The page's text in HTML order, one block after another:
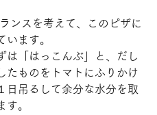
ンスを考えて、このピザに
います。
は「はっこんぶ」と、だし
たものをトマトにふりかけ
日吊るして余分な水分を取
す。